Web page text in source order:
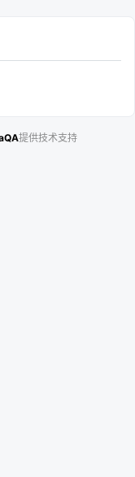
提供技术支持